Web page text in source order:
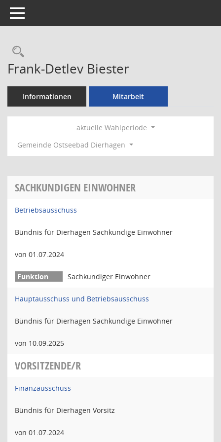
Toggle navigation
Rechercheauswahl
Frank-Detlev Biester
Informationen Mitarbeit
aktuelle Wahlperiode
Gemeinde Ostseebad Dierhagen
SACHKUNDIGEN EINWOHNER
Betriebsausschuss
Bündnis für Dierhagen Sachkundige Einwohner
von 01.07.2024
Sachkundiger Einwohner
Hauptausschuss und Betriebsausschuss
Bündnis für Dierhagen Sachkundige Einwohner
von 10.09.2025
VORSITZENDE/R
Finanzausschuss
Bündnis für Dierhagen Vorsitz
von 01.07.2024